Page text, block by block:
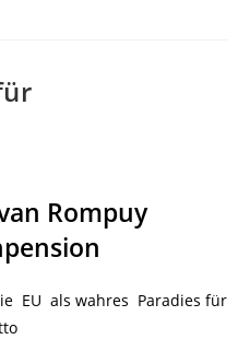
Rompuy
EU als wahres Paradies für